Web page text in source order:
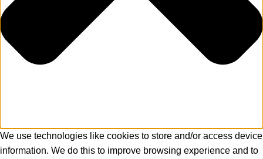
We use technologies like cookies to store and/or access device
information. We do this to improve browsing experience and to